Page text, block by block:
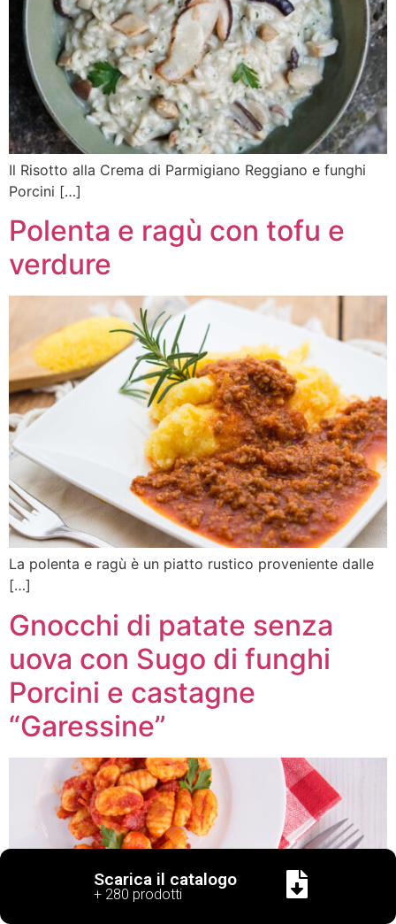
Il Risotto alla Crema di Parmigiano Reggiano e funghi
Porcini […]
Polenta e ragù con tofu e
verdure
La polenta e ragù è un piatto rustico proveniente dalle
[…]
Gnocchi di patate senza
uova con Sugo di funghi
Porcini e castagne
“Garessine”
Scarica il catalogo
+ 280 prodotti